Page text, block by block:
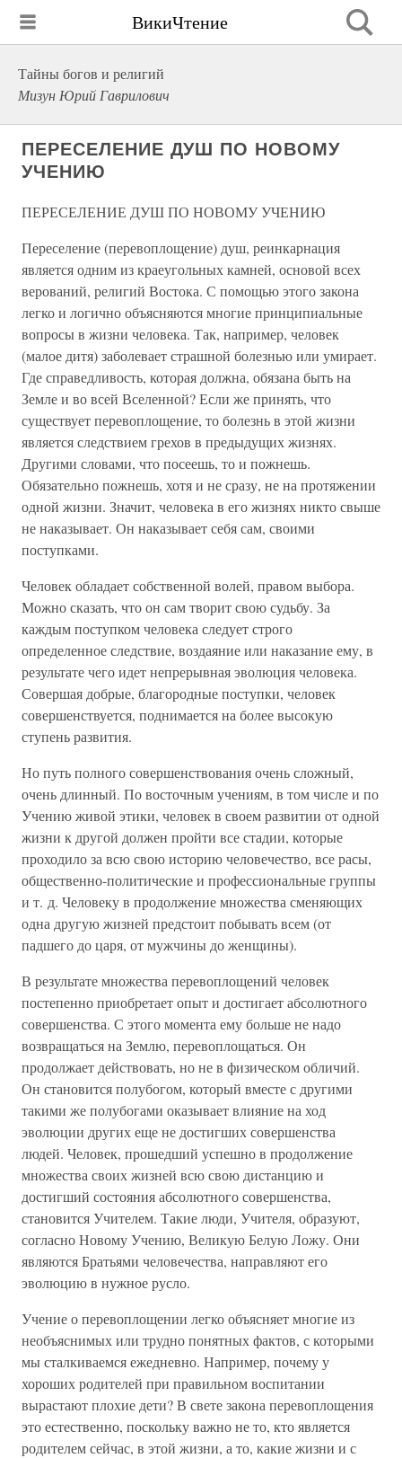
ВикиЧтение
Тайны богов и религий
Мизун Юрий Гаврилович
ПЕРЕСЕЛЕНИЕ ДУШ ПО НОВОМУ
УЧЕНИЮ
ПЕРЕСЕЛЕНИЕ ДУШ ПО НОВОМУ УЧЕНИЮ
Переселение (перевоплощение) душ, реинкарнация
является одним из краеугольных камней, основой всех
верований, религий Востока. С помощью этого закона
легко и логично объясняются многие принципиальные
вопросы в жизни человека. Так, например, человек
(малое дитя) заболевает страшной болезнью или умирает.
Где справедливость, которая должна, обязана быть на
Земле и во всей Вселенной? Если же принять, что
существует перевоплощение, то болезнь в этой жизни
является следствием грехов в предыдущих жизнях.
Другими словами, что посеешь, то и пожнешь.
Обязательно пожнешь, хотя и не сразу, не на протяжении
одной жизни. Значит, человека в его жизнях никто свыше
не наказывает. Он наказывает себя сам, своими
поступками.
Человек обладает собственной волей, правом выбора.
Можно сказать, что он сам творит свою судьбу. За
каждым поступком человека следует строго
определенное следствие, воздаяние или наказание ему, в
результате чего идет непрерывная эволюция человека.
Совершая добрые, благородные поступки, человек
совершенствуется, поднимается на более высокую
ступень развития.
Но путь полного совершенствования очень сложный,
очень длинный. По восточным учениям, в том числе и по
Учению живой этики, человек в своем развитии от одной
жизни к другой должен пройти все стадии, которые
проходило за всю свою историю человечество, все расы,
общественно-политические и профессиональные группы
и т. д. Человеку в продолжение множества сменяющих
одна другую жизней предстоит побывать всем (от
падшего до царя, от мужчины до женщины).
В результате множества перевоплощений человек
постепенно приобретает опыт и достигает абсолютного
совершенства. С этого момента ему больше не надо
возвращаться на Землю, перевоплощаться. Он
продолжает действовать, но не в физическом обличий.
Он становится полубогом, который вместе с другими
такими же полубогами оказывает влияние на ход
эволюции других еще не достигших совершенства
людей. Человек, прошедший успешно в продолжение
множества своих жизней всю свою дистанцию и
достигший состояния абсолютного совершенства,
становится Учителем. Такие люди, Учителя, образуют,
согласно Новому Учению, Великую Белую Ложу. Они
являются Братьями человечества, направляют его
эволюцию в нужное русло.
Учение о перевоплощении легко объясняет многие из
необъяснимых или трудно понятных фактов, с которыми
мы сталкиваемся ежедневно. Например, почему у
хороших родителей при правильном воспитании
вырастают плохие дети? В свете закона перевоплощения
это естественно, поскольку важно не то, кто является
родителем сейчас, в этой жизни, а то, какие жизни и с